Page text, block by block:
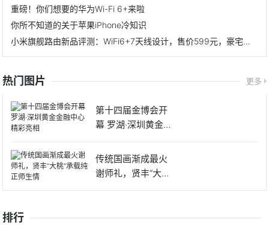
重磅！你们想要的华为Wi-Fi 6+来啦
你所不知道的关于苹果iPhone冷知识
小米旗舰路由新品评测：WiFi6+7天线设计，售价599元，豪宅无惧
热门图片 更多
第十四届金博会开
幕 罗湖·深圳黄金金
传统国画渐成最火
谢师礼，贤丰“大桃”
承载
排行